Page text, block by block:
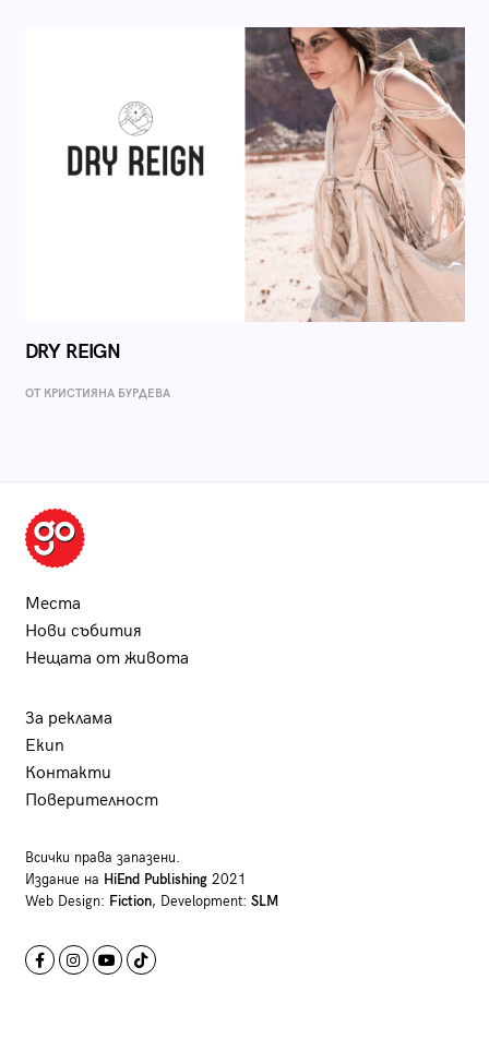
DRY REIGN
ОТ КРИСТИЯНА БУРДЕВА
Места
Нови събития
Нещата от живота
За реклама
Екип
Контакти
Поверителност
Всички права запазени.
Издание на HiEnd Publishing2021
Web Design: Fiction, Development: SLM